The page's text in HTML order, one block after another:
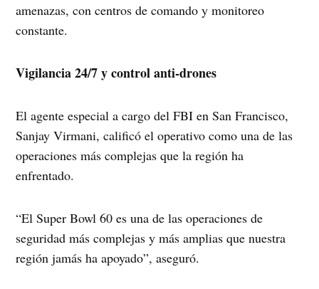
amenazas, con centros de comando y monitoreo
constante.
Vigilancia 24/7 y control anti-drones
El agente especial a cargo del FBI en San Francisco,
Sanjay Virmani, calificó el operativo como una de las
operaciones más complejas que la región ha
enfrentado.
“El Super Bowl 60 es una de las operaciones de
seguridad más complejas y más amplias que nuestra
región jamás ha apoyado”, aseguró.